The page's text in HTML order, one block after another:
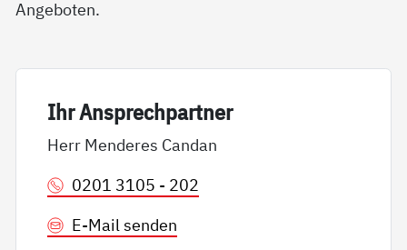
Angeboten.
Ihr An­sp­rech­part­ner
Herr Menderes Candan
0201 3105 - 202
E-Mail senden